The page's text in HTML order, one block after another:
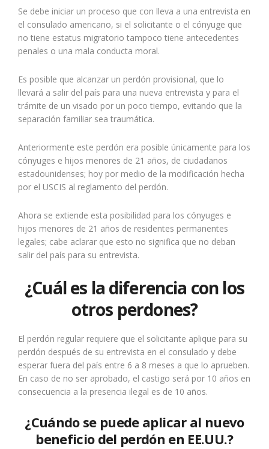
Se debe iniciar un proceso que con lleva a una entrevista en
el consulado americano, si el solicitante o el cónyuge que
no tiene estatus migratorio tampoco tiene antecedentes
penales o una mala conducta moral.
Es posible que alcanzar un perdón provisional, que lo
llevará a salir del país para una nueva entrevista y para el
trámite de un visado por un poco tiempo, evitando que la
separación familiar sea traumática.
Anteriormente este perdón era posible únicamente para los
cónyuges e hijos menores de 21 años, de ciudadanos
estadounidenses; hoy por medio de la modificación hecha
por el USCIS al reglamento del perdón.
Ahora se extiende esta posibilidad para los cónyuges e
hijos menores de 21 años de residentes permanentes
legales; cabe aclarar que esto no significa que no deban
salir del país para su entrevista.
¿Cuál es la diferencia con los
otros perdones?
El perdón regular requiere que el solicitante aplique para su
perdón después de su entrevista en el consulado y debe
esperar fuera del país entre 6 a 8 meses a que lo aprueben.
En caso de no ser aprobado, el castigo será por 10 años en
consecuencia a la presencia ilegal es de 10 años.
¿Cuándo se puede aplicar al nuevo
beneficio del perdón en EE.UU.?